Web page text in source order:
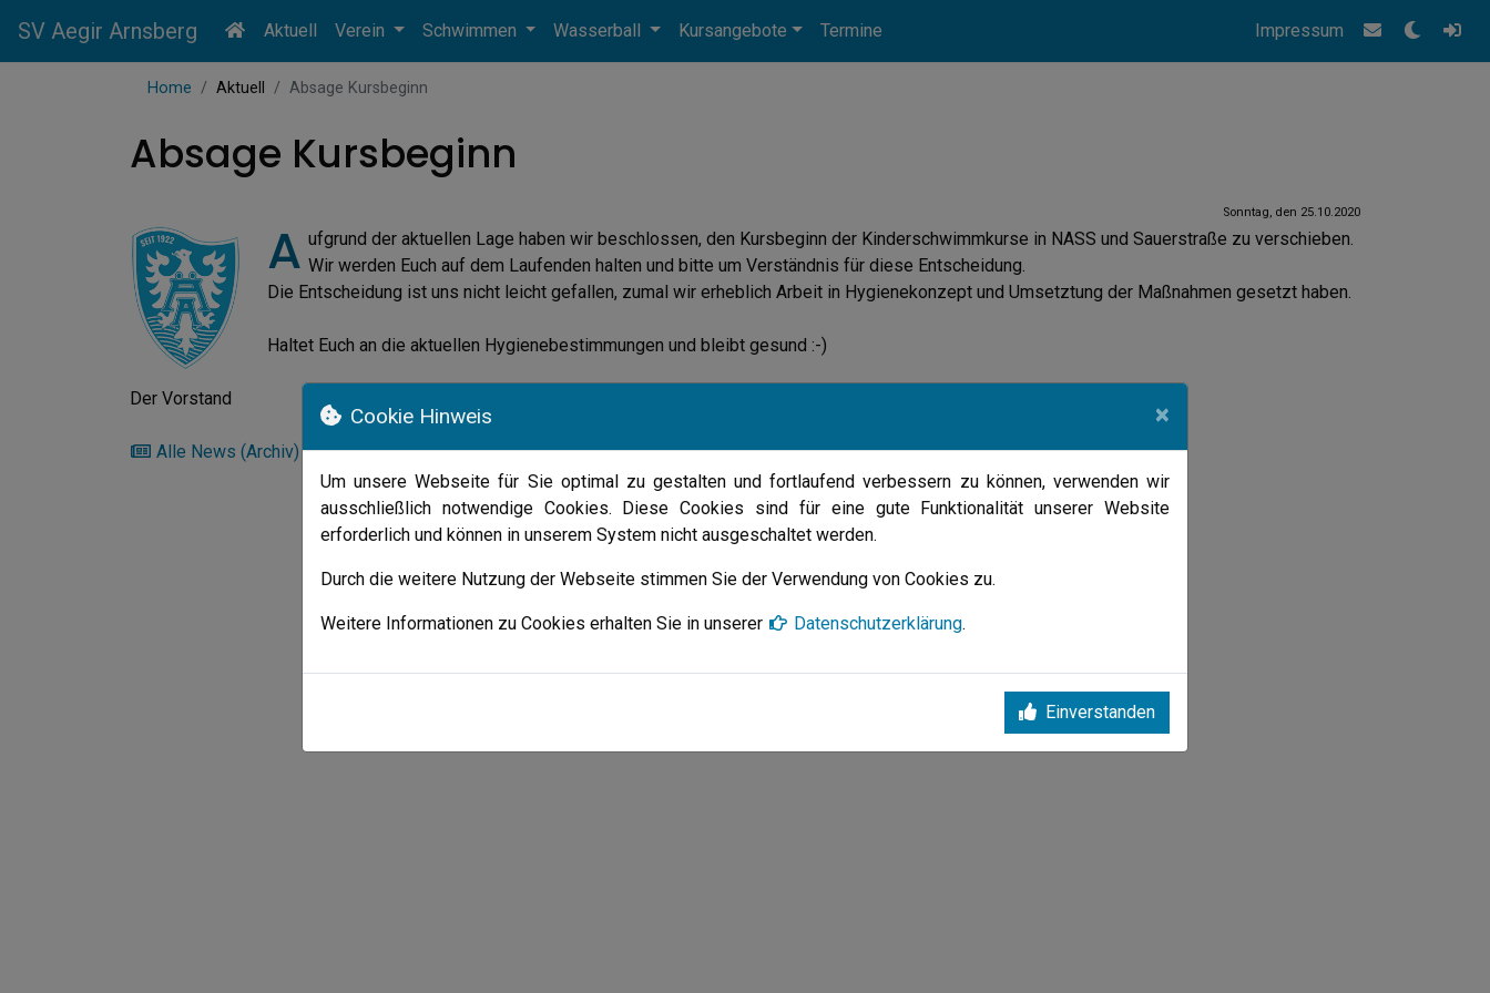
SV Aegir Arnsberg Aktuell Verein Schwimmen Wasserball Kursangebote Termine Impressum
Home Aktuell Absage Kursbeginn
Absage Kursbeginn
Sonntag, den 25.10.2020
A ufgrund der aktuellen Lage haben wir beschlossen, den Kursbeginn der Kinderschwimmkurse in NASS und Sauerstraße zu verschieben.
Wir werden Euch auf dem Laufenden halten und bitte um Verständnis für diese Entscheidung.
Die Entscheidung ist uns nicht leicht gefallen, zumal wir erheblich Arbeit in Hygienekonzept und Umsetztung der Maßnahmen gesetzt haben.
Haltet Euch an die aktuellen Hygienebestimmungen und bleibt gesund :-)
Der Vorstand
Alle News (Archiv)
Cookie Hinweis ×
Um unsere Webseite für Sie optimal zu gestalten und fortlaufend verbessern zu können, verwenden wir
ausschließlich notwendige Cookies. Diese Cookies sind für eine gute Funktionalität unserer Website
erforderlich und können in unserem System nicht ausgeschaltet werden.
Durch die weitere Nutzung der Webseite stimmen Sie der Verwendung von Cookies zu.
Weitere Informationen zu Cookies erhalten Sie in unserer Datenschutzerklärung.
Einverstanden